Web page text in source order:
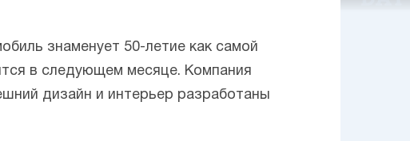
знаменует 50-летие как самой
в следующем месяце. Компания
дизайн и интерьер разработаны